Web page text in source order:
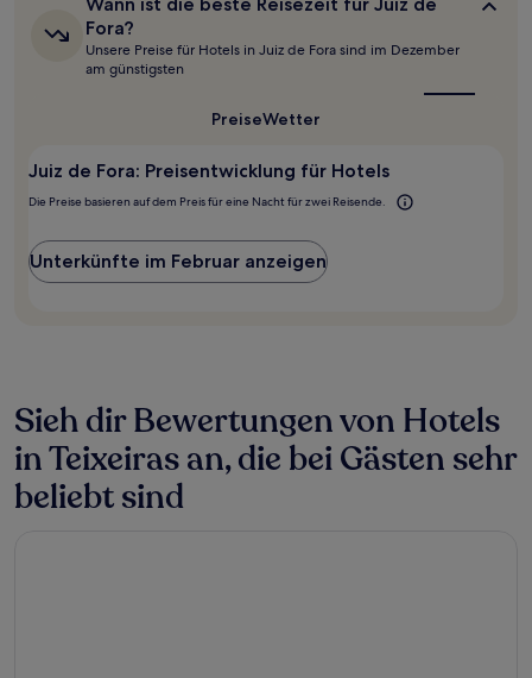
24 Stunden
2 Erwachsenen
wurde.
und
Verfügbarkeiten
zusätzliche
Bedingungen
gelten.
ist
die
beste
Reisezeit
Fora?
Unsere Preise für Hotels in Juiz de Fora sind im Dezember
am günstigsten
PreiseWetter
Juiz de Fora: Preisentwicklung für Hotels
Die Preise basieren auf dem Preis für eine Nacht für zwei Reisende.
Unterkünfte im Februar anzeigen
Sieh dir Bewertungen von Hotels
in Teixeiras an, die bei Gästen sehr
beliebt sind